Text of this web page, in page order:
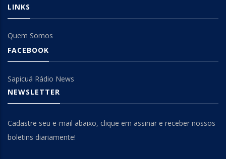
LINKS
Quem Somos
FACEBOOK
Sapicuá Rádio News
NEWSLETTER
Cadastre seu e-mail abaixo, clique em assinar e receber nossos
boletins diariamente!